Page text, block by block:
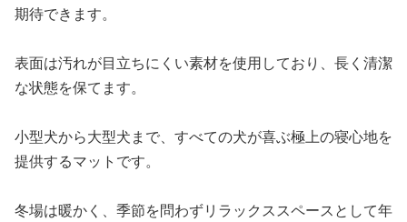
期待できます。
表面は汚れが目立ちにくい素材を使用しており、長く清潔
な状態を保てます。
小型犬から大型犬まで、すべての犬が喜ぶ極上の寝心地を
提供するマットです。
冬場は暖かく、季節を問わずリラックススペースとして年